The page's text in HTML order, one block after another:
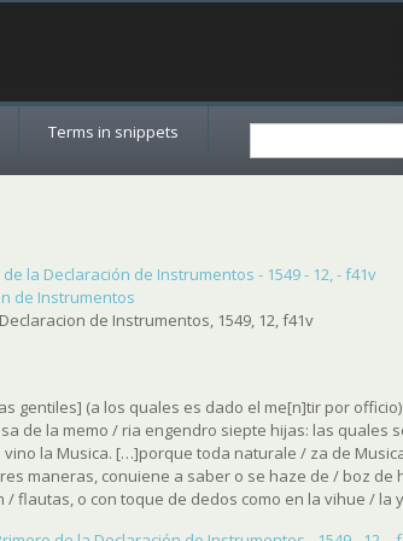
Search
Terms in snippets
la Declaración de Instrumentos - 1549 - 12, - f41v
de Instrumentos
de Instrumentos, 1549, 12, f41v
gentiles] (a los quales es dado el me[n]tir por
de la memo / ria engendro siepte hijas: las quales
la Musica. […]porque toda naturale / za de
maneras, conuiene a saber o se haze de / boz de
/ flautas, o con toque de dedos como en la vihue / la